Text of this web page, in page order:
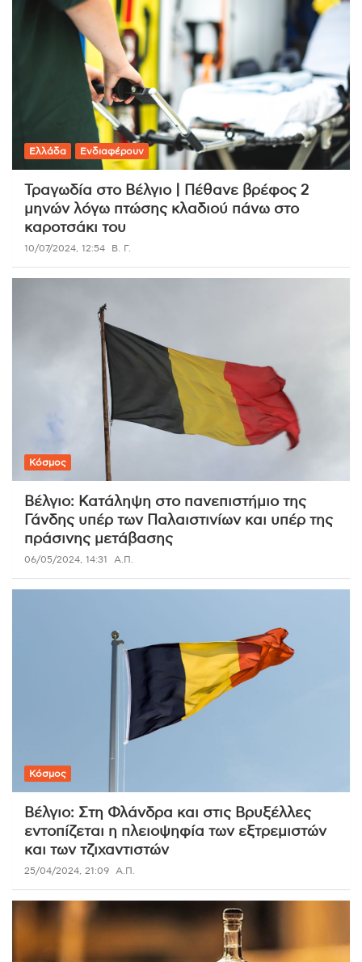
Ελλάδα Ενδιαφέρουν
Τραγωδία στο Βέλγιο | Πέθανε βρέφος 2
μηνών λόγω πτώσης κλαδιού πάνω στο
καροτσάκι του
10/07/2024, 12:54 Β. Γ.
Κόσμος
Βέλγιο: Κατάληψη στο πανεπιστήμιο της
Γάνδης υπέρ των Παλαιστινίων και υπέρ της
πράσινης μετάβασης
06/05/2024, 14:31 Α.Π.
Κόσμος
Βέλγιο: Στη Φλάνδρα και στις Βρυξέλλες
εντοπίζεται η πλειοψηφία των εξτρεμιστών
και των τζιχαντιστών
25/04/2024, 21:09 Α.Π.